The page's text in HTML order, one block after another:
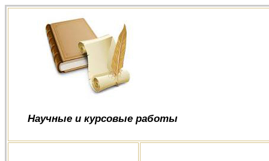
Научные и курсовые работы